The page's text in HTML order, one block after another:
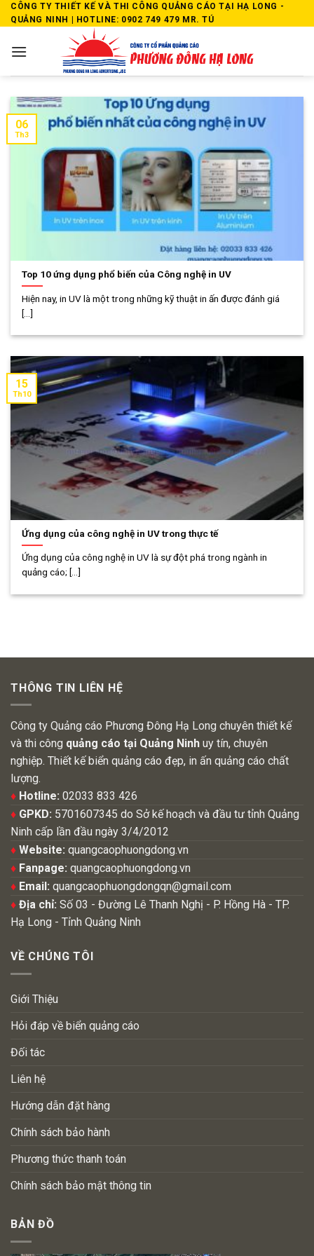
Skip
to
CÔNG TY THIẾT KẾ VÀ THI CÔNG QUẢNG CÁO TẠI HẠ LONG -
QUẢNG NINH | HOTLINE: 0902 749 479 MR. TÚ
Top 10 ứng dụng phổ biến của Công nghệ in UV
Hiện nay, in UV là một trong những kỹ thuật in ấn được đánh giá
[...]
06
Th3
Ứng dụng của công nghệ in UV trong thực tế
Ứng dụng của công nghệ in UV là sự đột phá trong ngành in
quảng cáo; [...]
15
Th10
THÔNG TIN LIÊN HỆ
Công ty Quảng cáo Phương Đông Hạ Long chuyên thiết kế
và thi công quảng cáo tại Quảng Ninh uy tín, chuyên
nghiệp. Thiết kế biển quảng cáo đẹp, in ấn quảng cáo chất
lượng.
♦ Hotline: 02033 833 426
♦ GPKD: 5701607345 do Sở kế hoạch và đầu tư tỉnh Quảng
Ninh cấp lần đầu ngày 3/4/2012
♦ Website: quangcaophuongdong.vn
♦ Fanpage: quangcaophuongdong.vn
♦ Email: quangcaophuongdongqn@gmail.com
♦ Địa chỉ: Số 03 - Đường Lê Thanh Nghị - P. Hồng Hà - TP.
Hạ Long - Tỉnh Quảng Ninh
VỀ CHÚNG TÔI
Giới Thiệu
Hỏi đáp về biển quảng cáo
Đối tác
Liên hệ
Hướng dẫn đặt hàng
Chính sách bảo hành
Phương thức thanh toán
Chính sách bảo mật thông tin
BẢN ĐỒ